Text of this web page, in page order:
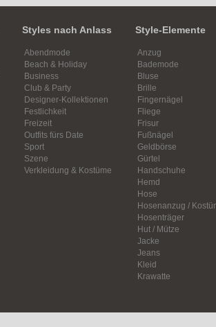
Styles nach Anlass
Abendmode
Beach & Holiday
Business
Club & Party
Designer-Kollektionen
Festlichkeit
Freizeit
Outfits fürs Date
Sport
Szene
Verkleidung & Kostüme
Style-Elemente
Anzug
Bademode
Bluse
Brille
Fingernägel
Fliege
Frisur
Fußnägel
Geldbörse
Gürtel
Handschuhe
Hemd
Hose
Hosenanzug /
Hosenträger
Hut / Mütze
Jacke
Jeans
Kleid
Krawatte